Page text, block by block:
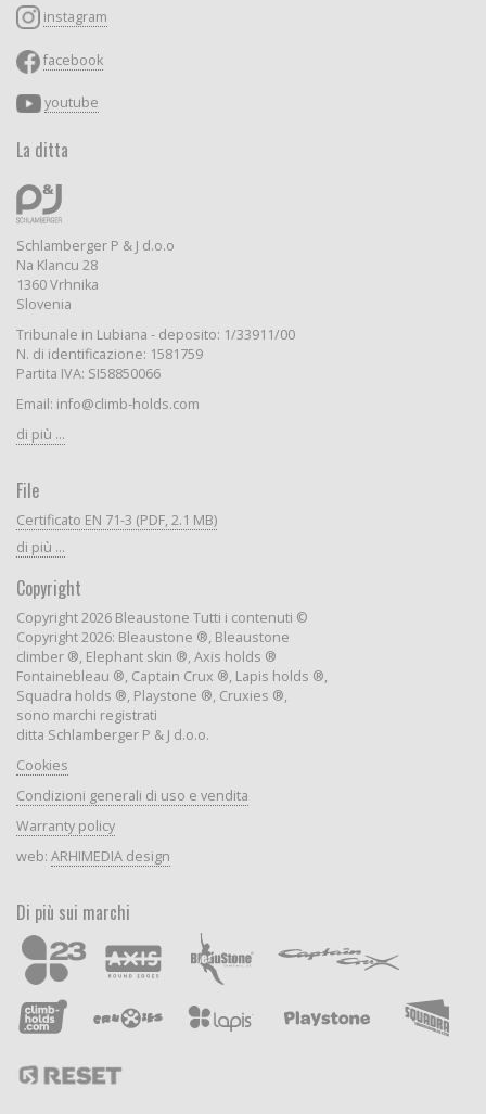
instagram
facebook
youtube
La ditta
Schlamberger P & J d.o.o
Na Klancu 28
1360 Vrhnika
Slovenia
Tribunale in Lubiana - deposito: 1/33911/00
N. di identificazione: 1581759
Partita IVA: SI58850066
Email: info@climb-holds.com
di più ...
File
Certificato EN 71-3 (PDF, 2.1 MB)
di più ...
Copyright
Copyright 2026 Bleaustone Tutti i contenuti ©
Copyright 2026: Bleaustone ®, Bleaustone
climber ®, Elephant skin ®, Axis holds ®
Fontainebleau ®, Captain Crux ®, Lapis holds ®,
Squadra holds ®, Playstone ®, Cruxies ®,
sono marchi registrati
ditta Schlamberger P & J d.o.o.
Cookies
Condizioni generali di uso e vendita
Warranty policy
web: ARHIMEDIA design
Di più sui marchi